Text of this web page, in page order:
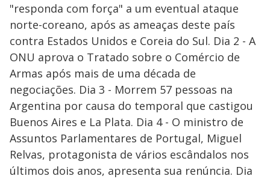
"responda com força" a um eventual ataque
norte-coreano, após as ameaças deste país
contra Estados Unidos e Coreia do Sul. Dia 2 - A
ONU aprova o Tratado sobre o Comércio de
Armas após mais de uma década de
negociações. Dia 3 - Morrem 57 pessoas na
Argentina por causa do temporal que castigou
Buenos Aires e La Plata. Dia 4 - O ministro de
Assuntos Parlamentares de Portugal, Miguel
Relvas, protagonista de vários escândalos nos
últimos dois anos, apresenta sua renúncia. Dia